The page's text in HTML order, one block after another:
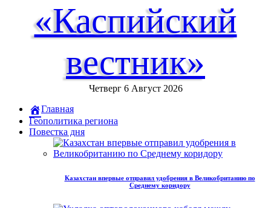
«Каспийский
вестник»
Четверг 6 Август 2026
Главная
Геополитика региона
Повестка дня
Казахстан впервые отправил удобрения в Великобританию по
Среднему коридору